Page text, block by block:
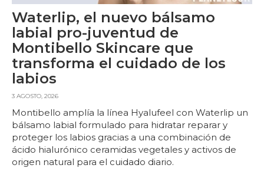
Waterlip, el nuevo bálsamo
labial pro-juventud de
Montibello Skincare que
transforma el cuidado de los
labios
3 AGOSTO, 2026
Montibello amplía la línea Hyalufeel con Waterlip un
bálsamo labial formulado para hidratar reparar y
proteger los labios gracias a una combinación de
ácido hialurónico ceramidas vegetales y activos de
origen natural para el cuidado diario.